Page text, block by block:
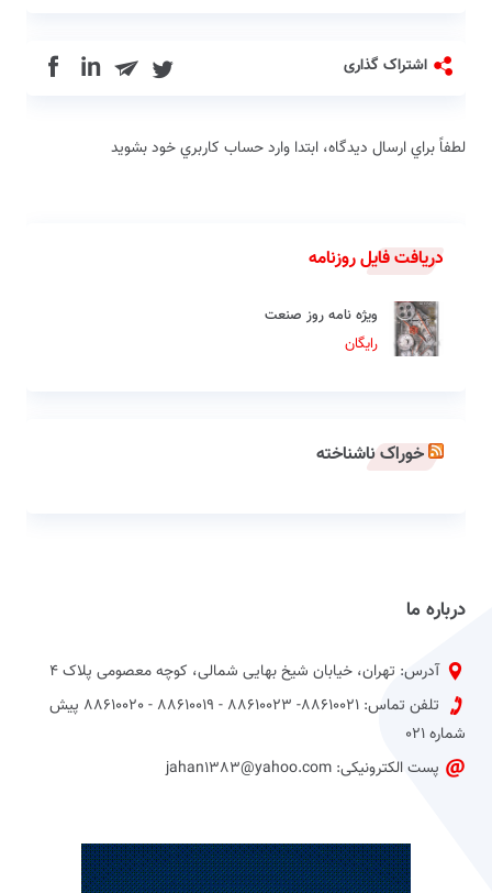
اشتراک گذاری in
لطفاً براي ارسال دیدگاه، ابتدا وارد حساب كاربري خود بشويد
دریافت فایل روزنامه
ویژه نامه روز صنعت
رایگان
خوراک ناشناخته
درباره ما
آدرس: تهران، خیابان شیخ بهایی شمالی، کوچه معصومی پلاک 4
تلفن تماس: 88610021- 88610023 - 88610019 - 88610020 پیش
شماره 021
پست الکترونیکی: jahan1383@yahoo.com